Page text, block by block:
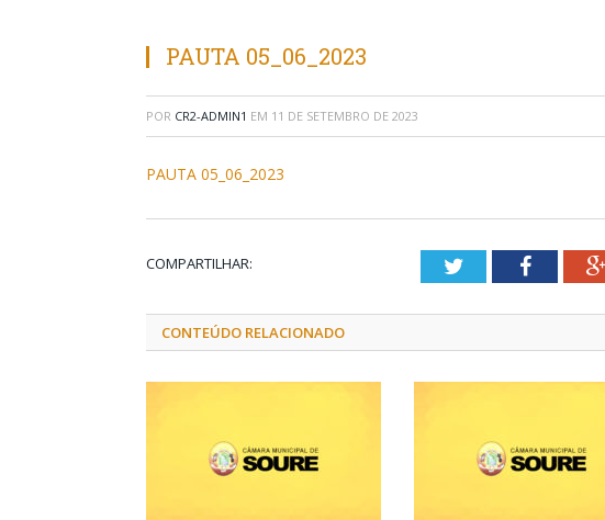
PAUTA 05_06_2023
POR CR2-ADMIN1 EM 11 DE SETEMBRO DE 2023
PAUTA 05_06_2023
COMPARTILHAR: TwitterFacebook
CONTEÚDO RELACIONADO